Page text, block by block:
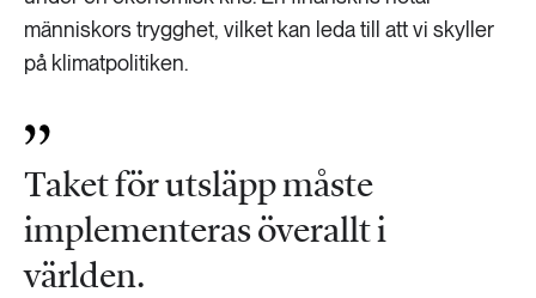
människors trygghet, vilket kan leda till att vi skyller
på klimatpolitiken.
Taket för utsläpp måste
implementeras överallt i
världen.